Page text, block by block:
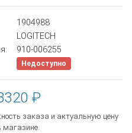
1904988
LOGITECH
910-006255
Недоступно
₽
заказа и актуальную цену
магазине.